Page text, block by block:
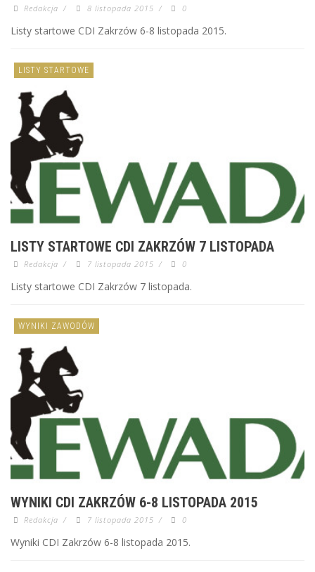
Redakcja / 8 listopada 2015 / 0
Listy startowe CDI Zakrzów 6-8 listopada 2015.
LISTY STARTOWE
LISTY STARTOWE CDI ZAKRZÓW 7 LISTOPADA
Redakcja / 7 listopada 2015 / 0
Listy startowe CDI Zakrzów 7 listopada.
WYNIKI ZAWODÓW
WYNIKI CDI ZAKRZÓW 6-8 LISTOPADA 2015
Redakcja / 7 listopada 2015 / 0
Wyniki CDI Zakrzów 6-8 listopada 2015.